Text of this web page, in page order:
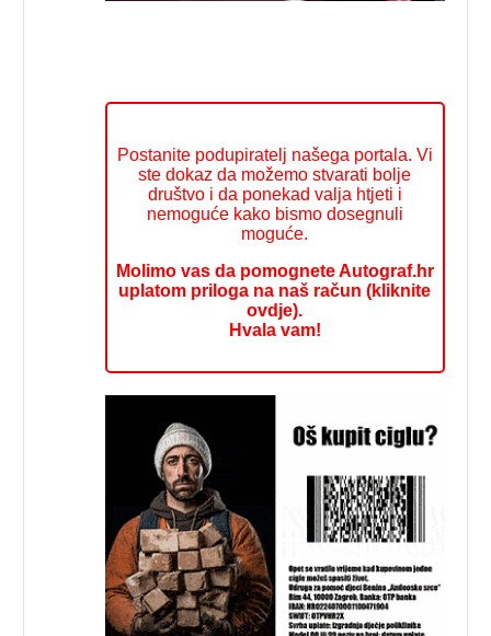
Postanite podupiratelj našega portala. Vi
ste dokaz da možemo stvarati bolje
društvo i da ponekad valja htjeti i
nemoguće kako bismo dosegnuli
moguće.
Molimo vas da pomognete Autograf.hr
uplatom priloga na naš račun (kliknite
ovdje).
Hvala vam!